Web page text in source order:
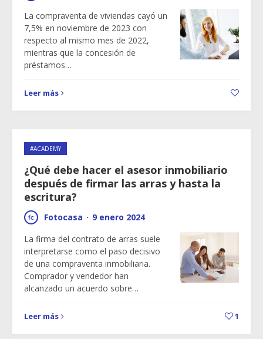
La compraventa de viviendas cayó un
7,5% en noviembre de 2023 con
respecto al mismo mes de 2022,
mientras que la concesión de
préstamos…
Leer más
#ACADEMY
¿Qué debe hacer el asesor inmobiliario
después de firmar las arras y hasta la
escritura?
Fotocasa · 9 enero 2024
La firma del contrato de arras suele
interpretarse como el paso decisivo
de una compraventa inmobiliaria.
Comprador y vendedor han
alcanzado un acuerdo sobre…
Leer más 1